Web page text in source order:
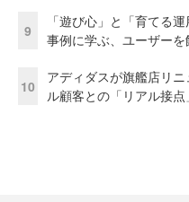
9
「遊び心」と「育てる
事例に学ぶ、ユーザー
10
アディダスが旗艦店リ
ル顧客との「リアル接